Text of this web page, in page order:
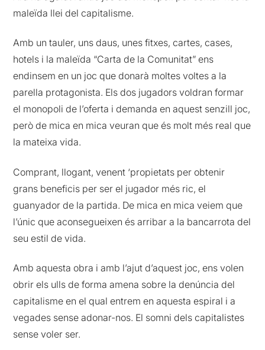
maleïda llei del capitalisme.
Amb un tauler, uns daus, unes fitxes, cartes, cases,
hotels i la maleïda “Carta de la Comunitat” ens
endinsem en un joc que donarà moltes voltes a la
parella protagonista. Els dos jugadors voldran formar
el monopoli de l’oferta i demanda en aquest senzill joc,
però de mica en mica veuran que és molt més real que
la mateixa vida.
Comprant, llogant, venent ‘propietats per obtenir
grans beneficis per ser el jugador més ric, el
guanyador de la partida. De mica en mica veiem que
l’únic que aconsegueixen és arribar a la bancarrota del
seu estil de vida.
Amb aquesta obra i amb l’ajut d’aquest joc, ens volen
obrir els ulls de forma amena sobre la denúncia del
capitalisme en el qual entrem en aquesta espiral i a
vegades sense adonar-nos. El somni dels capitalistes
sense voler ser.